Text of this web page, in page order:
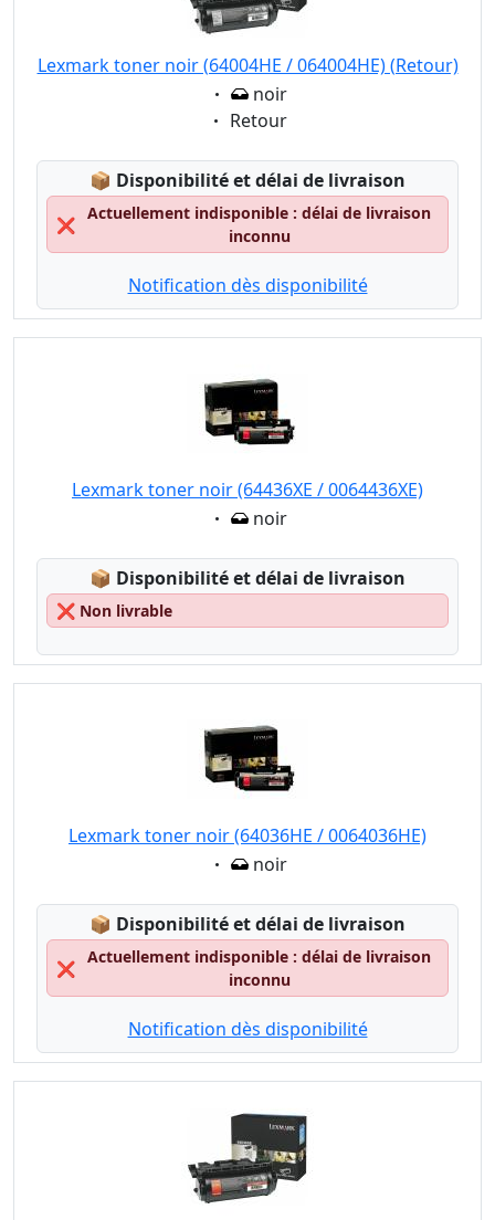
Lexmark toner noir (64004HE / 064004HE) (Retour)
Eigenschaft:
noir
Eigenschaft:
Retour
📦 Lagerstatus:
Disponibilité et délai de livraison
❌
Actuellement indisponible : délai de livraison
inconnu
Notification dès disponibilité
Lexmark toner noir (64436XE / 0064436XE)
Eigenschaft:
noir
📦 Lagerstatus:
Disponibilité et délai de livraison
❌ Non livrable
Lexmark toner noir (64036HE / 0064036HE)
Eigenschaft:
noir
📦 Lagerstatus:
Disponibilité et délai de livraison
❌
Actuellement indisponible : délai de livraison
inconnu
Notification dès disponibilité